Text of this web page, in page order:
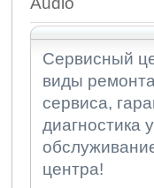
Сервисный
виды
сервиса,
диагностика
центра!